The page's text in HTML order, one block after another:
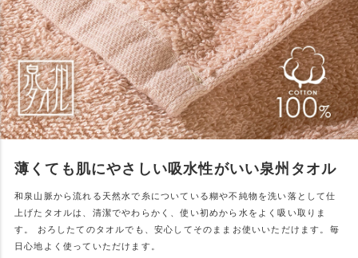
薄くても肌にやさしい吸水性がいい泉州タオル
和泉山脈から流れる天然水で糸についている糊や不純物を洗い落として仕
上げたタオルは、清潔でやわらかく、使い初めから水をよく吸い取りま
す。 おろしたてのタオルでも、安心してそのままお使いいただけます。毎
日心地よく使っていただけます。